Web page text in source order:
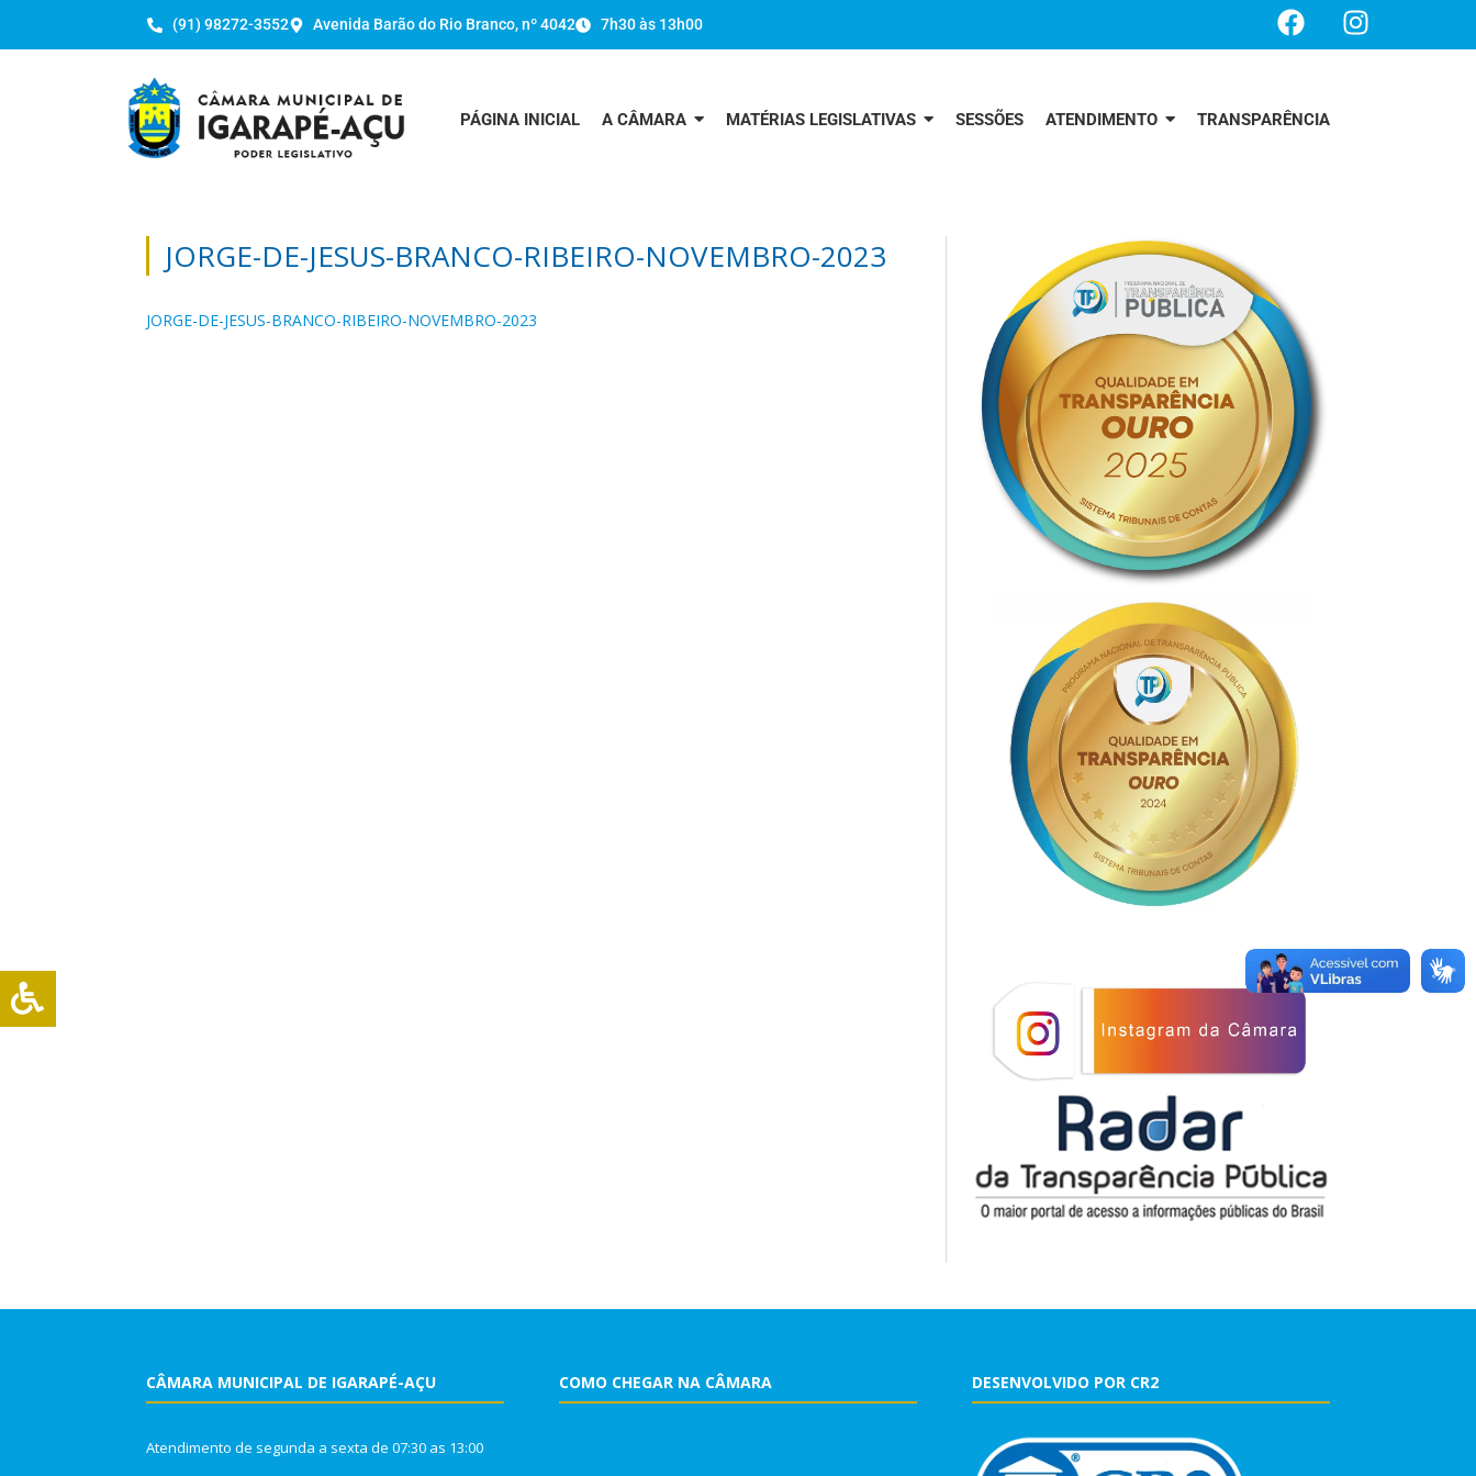
(91) 98272-3552 Avenida Barão do Rio Branco, nº 4042 7h30 às 13h00
PÁGINA INICIAL A CÂMARA MATÉRIAS LEGISLATIVAS SESSÕES ATENDIMENTO TRANSPARÊNCIA
JORGE-DE-JESUS-BRANCO-RIBEIRO-NOVEMBRO-2023
JORGE-DE-JESUS-BRANCO-RIBEIRO-NOVEMBRO-2023
CÂMARA MUNICIPAL DE IGARAPÉ-AÇU
Atendimento de segunda a sexta de 07:30 as 13:00
COMO CHEGAR NA CÂMARA DESENVOLVIDO POR CR2